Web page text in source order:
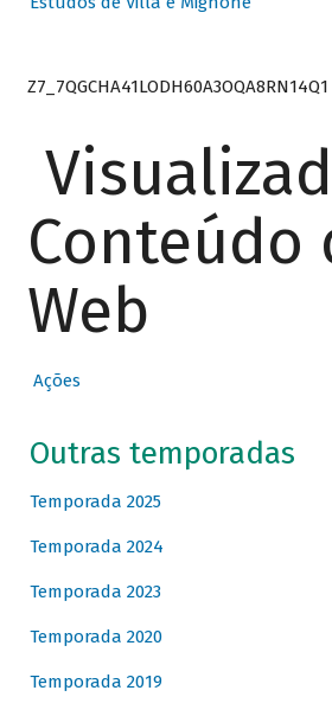
Z7_7QGCHA41LODH60A3OQA8RN14Q1
Conteúdo
Web
Ações
Outras temporadas
Temporada 2025
Temporada 2024
Temporada 2023
Temporada 2020
Temporada 2019